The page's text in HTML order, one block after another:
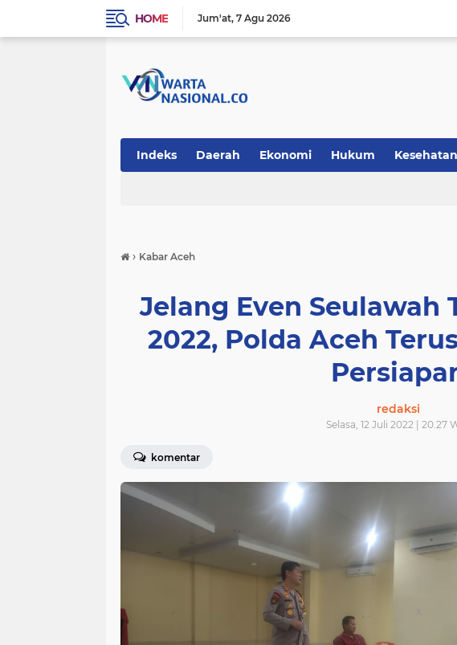
HOME Jum'at 7 Agu 2026
Indeks Daerah Ekonomi Hukum Kesehatan
› Kabar Aceh
Jelang Even Seulawah
2022, Polda Aceh
redaksi
Selasa, 12 Juli 2022 | 20.27
komentar